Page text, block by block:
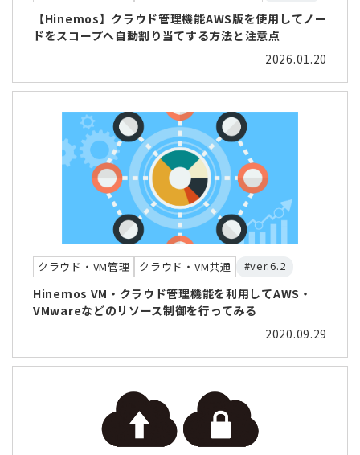
【Hinemos】クラウド管理機能AWS版を使用してノー
ドをスコープへ自動割り当てする方法と注意点
2026.01.20
クラウド・VM管理 クラウド・VM共通 #ver.6.2
Hinemos VM・クラウド管理機能を利用してAWS・
VMwareなどのリソース制御を行ってみる
2020.09.29